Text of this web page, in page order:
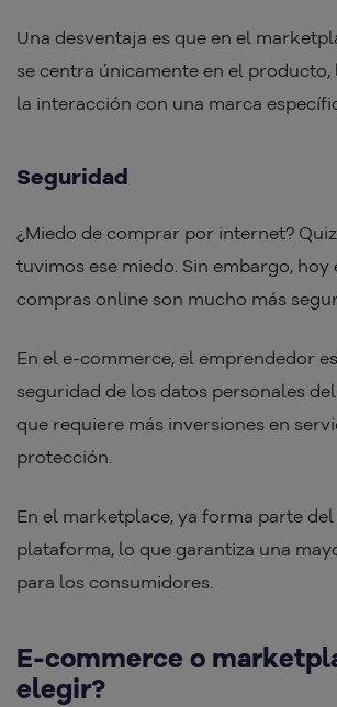
Una desventaja es que en el
se centra únicamente en el
la interacción con una marca
Seguridad
¿Miedo de comprar por internet?
tuvimos ese miedo. Sin embargo, hoy
compras online son mucho más
En el e-commerce, el emprendedor
seguridad de los datos personales
que requiere más inversiones en
protección.
En el marketplace, ya forma parte
plataforma, lo que garantiza una
para los consumidores.
E-commerce o
elegir?